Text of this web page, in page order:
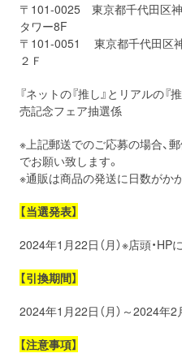
〒101-0025 東京都千代田区
タワー8F
〒101-0051 東京都千代田区
２Ｆ
『ネットの『推し』とリアルの
売記念フェア抽選係
※上記郵送でのご応募の場合、
でお願い致します。
※通販は商品の発送に日数がか
【当選発表】
2024年1月22日（月）※店頭・
【引換期間】
2024年1月22日（月）～2024年2
【注意事項】